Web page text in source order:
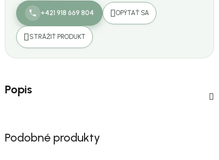
+421 918 669 804 OPÝTAŤ SA
STRÁŽIŤ PRODUKT
Popis
Podobné produkty